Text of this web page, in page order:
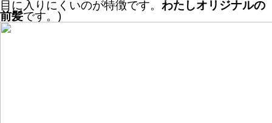
目に入りにくいのが特徴です。 わたしオリジナルの
前髪です。)